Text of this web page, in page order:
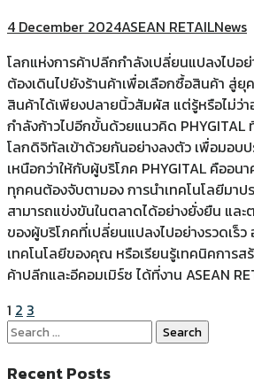
4 December 2024ASEAN RETAILNews
โลกแห่งการค้าปลีกกำลังเปลี่ยนแปลงไปอย่
ต้องเดินไปยังร้านค้าเพื่อเลือกซื้อสินค้า สู่ยุ
สินค้าได้เพียงปลายนิ้วสัมผัส แต่รู้หรือไม่ว่
กำลังก้าวไปอีกขั้นด้วยแนวคิด PHYGITAL
โลกดิจิทัลเข้าด้วยกันอย่างลงตัว เพื่อมอบ
เหนือกว่าให้กับผู้บริโภค PHYGITAL คืออ
ทุกคนต้องจับตามอง การนำเทคโนโลยีมาป
สามารถแข่งขันในตลาดได้อย่างยั่งยืน แล
ของผู้บริโภคที่เปลี่ยนแปลงไปอย่างรวดเร็
เทคโนโลยีของคุณ หรือเรียนรู้เทคนิคการส
ค้าปลีกและอีคอมเมิร์ซ ได้ที่งาน ASEAN
1 2 3
Search
Recent Posts